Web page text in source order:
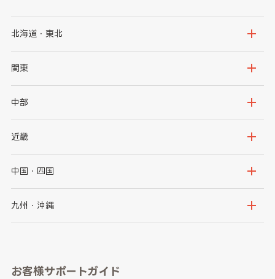
北海道・東北
北海道
岩手県
秋田県
関東
茨城県
群馬県
千葉県
中部
新潟県
石川県
山梨県
愛知県
近畿
大阪府
京都府
和歌山県
中国・四国
鳥取県
山口県
九州・沖縄
長崎県
お客様サポートガイド